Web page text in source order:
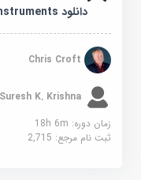
دانلود Financial Markets and Instruments
Chris Croft
Suresh K. Krishna
زمان دوره: 18h 6m
ثبت نام مرجع:2,715